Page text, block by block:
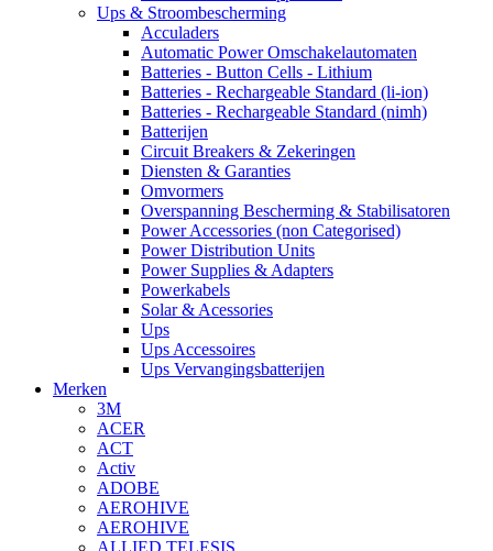
Ups & Stroombescherming
Acculaders
Automatic Power Omschakelautomaten
Batteries - Button Cells - Lithium
Batteries - Rechargeable Standard (li-ion)
Batteries - Rechargeable Standard (nimh)
Batterijen
Circuit Breakers & Zekeringen
Diensten & Garanties
Omvormers
Overspanning Bescherming & Stabilisatoren
Power Accessories (non Categorised)
Power Distribution Units
Power Supplies & Adapters
Powerkabels
Solar & Acessories
Ups
Ups Accessoires
Ups Vervangingsbatterijen
Merken
3M
ACER
ACT
Activ
ADOBE
AEROHIVE
AEROHIVE
ALLIED TELESIS